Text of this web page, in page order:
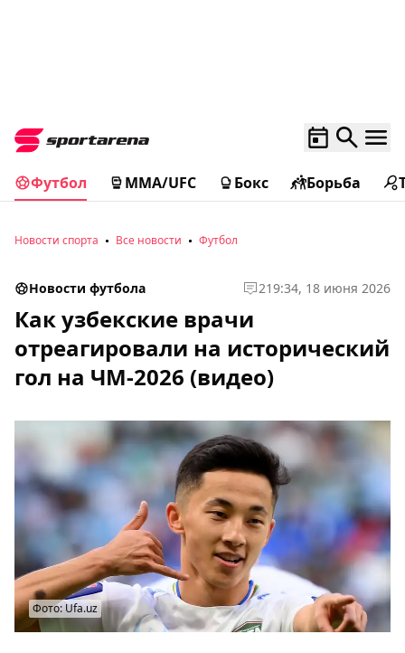
Футбол MMA/UFC Бокс Борьба
Новости спорта Все новости Футбол
Новости футбола 219:34, 18 июня 2026
Как узбекские врачи
отреагировали на исторический
гол на ЧМ-2026 (видео)
Фото: Ufa.uz